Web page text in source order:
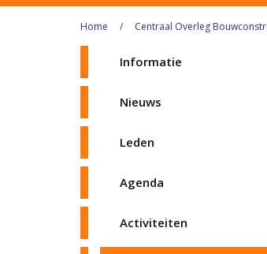
Home Centraal Overleg
Informatie
Nieuws
Leden
Agenda
Activiteiten